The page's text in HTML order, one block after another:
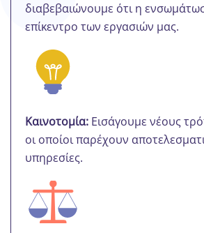
διαβεβαιώνουμε ότι η
επίκεντρο των εργασιών μας.
Καινοτομία: Εισάγουμε νέους
οι οποίοι παρέχουν
υπηρεσίες.